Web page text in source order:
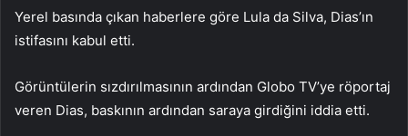
Yerel basında çıkan haberlere göre Lula da Silva, Dias’ın
istifasını kabul etti.
Görüntülerin sızdırılmasının ardından Globo TV’ye röportaj
veren Dias, baskının ardından saraya girdiğini iddia etti.